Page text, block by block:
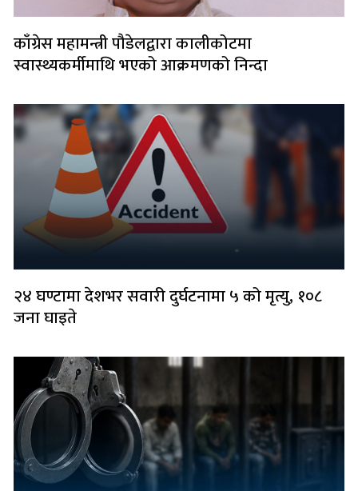
काँग्रेस महामन्त्री पौडेलद्वारा कालीकोटमा
स्वास्थ्यकर्मीमाथि भएको आक्रमणको निन्दा
२४ घण्टामा देशभर सवारी दुर्घटनामा ५ को मृत्यु, १०८
जना घाइते